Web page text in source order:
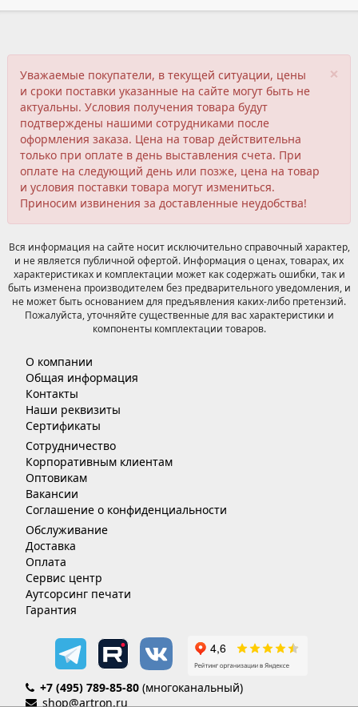
×
Уважаемые покупатели, в текущей ситуации, цены
и сроки поставки указанные на сайте могут быть не
актуальны. Условия получения товара будут
подтверждены нашими сотрудниками после
оформления заказа. Цена на товар действительна
только при оплате в день выставления счета. При
оплате на следующий день или позже, цена на товар
и условия поставки товара могут измениться.
Приносим извинения за доставленные неудобства!
Вся информация на сайте носит исключительно справочный характер,
и не является публичной офертой. Информация о ценах, товарах, их
характеристиках и комплектации может как содержать ошибки, так и
быть изменена производителем без предварительного уведомления, и
не может быть основанием для предъявления каких-либо претензий.
Пожалуйста, уточняйте существенные для вас характеристики и
компоненты комплектации товаров.
О компании
Общая информация
Контакты
Наши реквизиты
Сертификаты
Сотрудничество
Корпоративным клиентам
Оптовикам
Вакансии
Соглашение о конфиденциальности
Обслуживание
Доставка
Оплата
Сервис центр
Аутсорсинг печати
Гарантия
+7 (495) 789-85-80 (многоканальный)
shop@artron.ru